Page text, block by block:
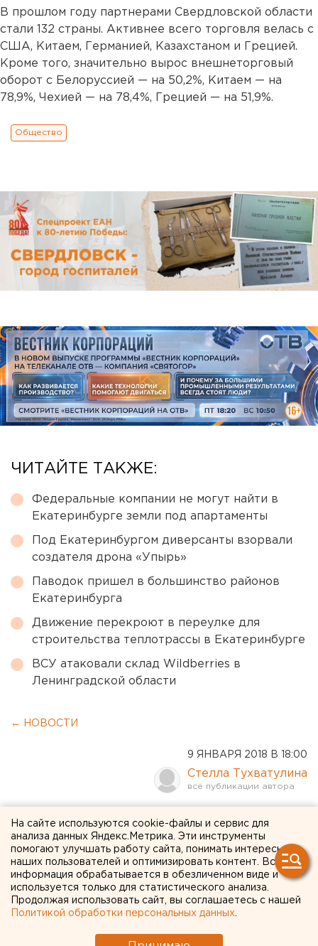
В прошлом году партнерами Свердловской области
стали 132 страны. Активнее всего торговля велась с
США, Китаем, Германией, Казахстаном и Грецией.
Кроме того, значительно вырос внешнеторговый
оборот с Белоруссией — на 50,2%, Китаем — на
78,9%, Чехией — на 78,4%, Грецией — на 51,9%.
Общество
ЧИТАЙТЕ ТАКЖЕ:
Федеральные компании не могут найти в
Екатеринбурге земли под апартаменты
Под Екатеринбургом диверсанты взорвали
создателя дрона «Упырь»
Паводок пришел в большинство районов
Екатеринбурга
Движение перекроют в переулке для
строительства теплотрассы в Екатеринбурге
ВСУ атаковали склад Wildberries в
Ленинградской области
← НОВОСТИ
9 ЯНВАРЯ 2018 В 18:00
Стелла Тухватулина
Новогодние мечты
подопечных
екатеринбургского
детского хосписа
воплотили в жизнь
На сайте используются cookie-файлы и сервис для
анализа данных Яндекс.Метрика. Эти инструменты
помогают улучшать работу сайта, понимать интересы
наших пользователей и оптимизировать контент. Вся
информация обрабатывается в обезличенном виде и
используется только для статистического анализа.
Продолжая использовать сайт, вы соглашаетесь с нашей
Политикой обработки персональных данных